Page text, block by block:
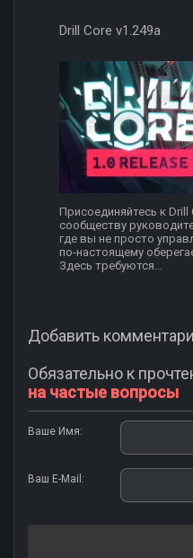
Drill Core v1.249a
Присоединяйтесь к Drill
сообществу
где вы не просто
по-настоящему
Здесь требуются...
Добавить
Обязательно к
на частые вопросы
Ваше Имя:
Ваш E-Mail: